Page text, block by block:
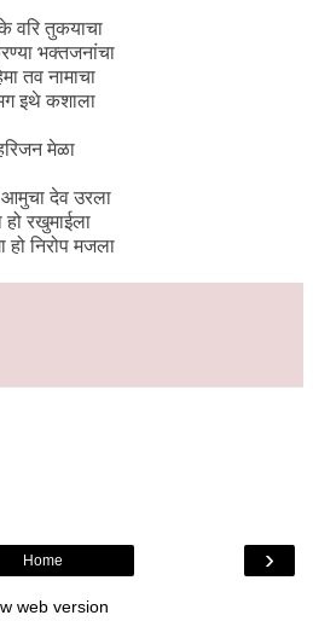
वरि तुकयाचा
भक्तजनांचा
तव नामाचा
इथे कशाला
मेळा
देव उरला
रखुमाईला
हो निरोप मजला
›
Home
web version